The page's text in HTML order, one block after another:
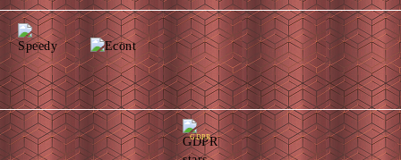
GDPR